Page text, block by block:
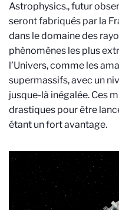
Astrophysics., futur
seront fabriqués par la
dans le domaine des
phénomènes les plus
l’Univers, comme les
supermassifs, avec un
jusque-là inégalée. Ces
drastiques pour être
étant un fort avantage.